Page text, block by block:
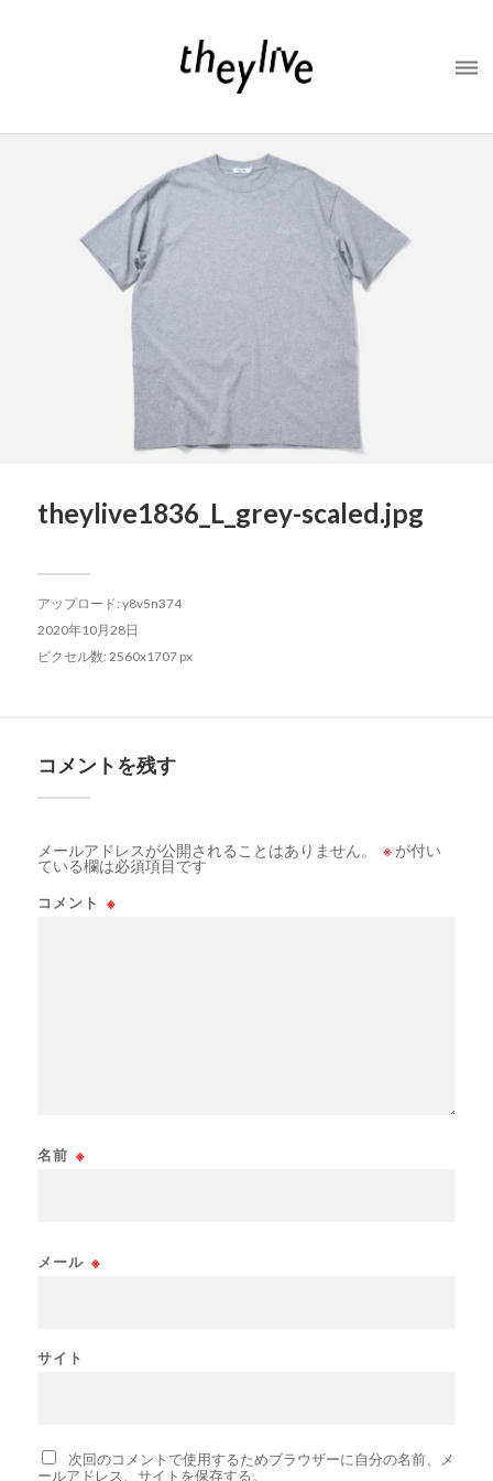
theylive1836_L_grey-scaled.jpg
アップロード: y8v5n374
2020年10月28日
ピクセル数: 2560x1707 px
コメントを残す
メールアドレスが公開されることはありません。 ※が付い
ている欄は必須項目です
コメント ※
名前 ※
メール ※
サイト
次回のコメントで使用するためブラウザーに自分の名前、メ
ールアドレス、サイトを保存する。